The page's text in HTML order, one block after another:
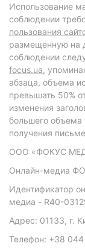
Использование
соблюдении
пользования
размещенную на
соблюдении
focus.ua,
абзаца, объема
превышать 50%
изменения
большего объема
получения
ООО «ФОКУС
Онлайн-медиа
Идентификатор
медиа - R40-
Адрес: 01133, г.
Телефон: +38